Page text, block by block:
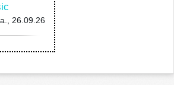
26.09.26